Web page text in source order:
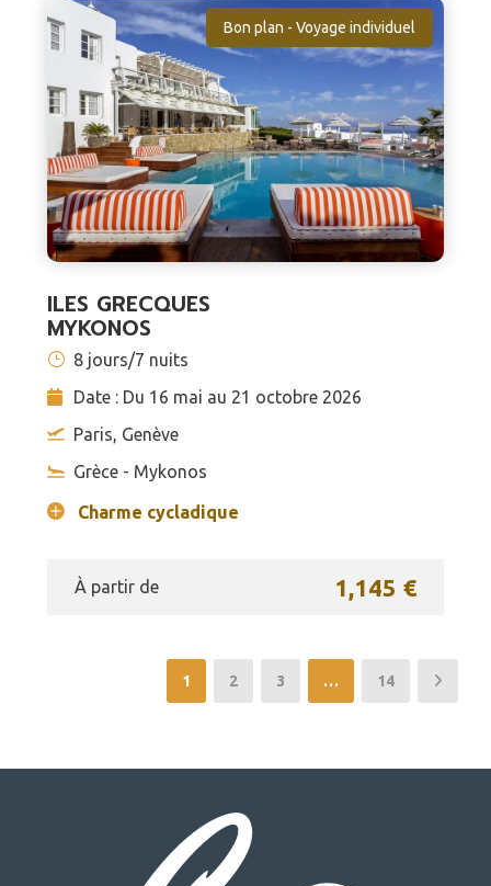
Bon plan - Voyage individuel
ILES GRECQUES
MYKONOS
8 jours/7 nuits
Date : Du 16 mai au 21 octobre 2026
Paris, Genève
Grèce - Mykonos
Charme cycladique
À partir de 1,145 €
1 2 3 … 14